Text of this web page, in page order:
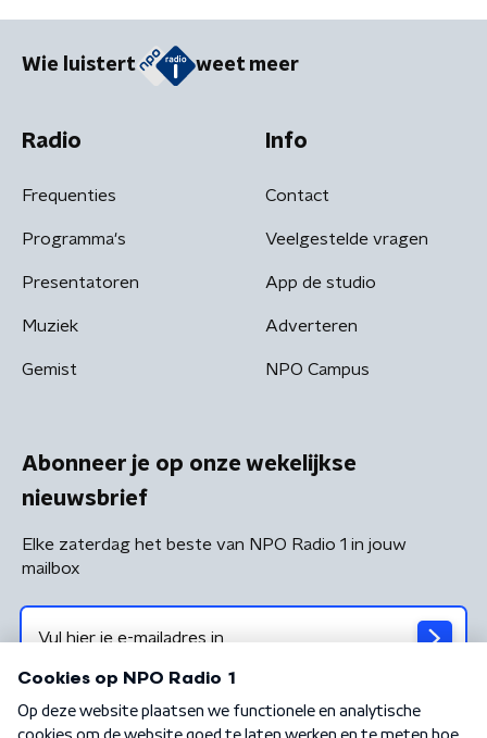
Wie luistert weet meer
Radio
Frequenties
Programma's
Presentatoren
Muziek
Gemist
Info
Contact
Veelgestelde vragen
App de studio
Adverteren
NPO Campus
Abonneer je op onze wekelijkse
nieuwsbrief
Elke zaterdag het beste van NPO Radio 1 in jouw
mailbox